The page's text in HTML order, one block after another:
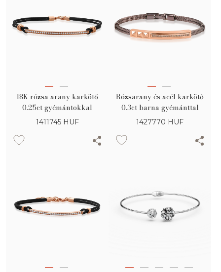
18K rózsa arany karkötő
0.25ct gyémántokkal
1411745 HUF
Rózsarany és acél karkötő
0.3ct barna gyémánttal
1427770 HUF